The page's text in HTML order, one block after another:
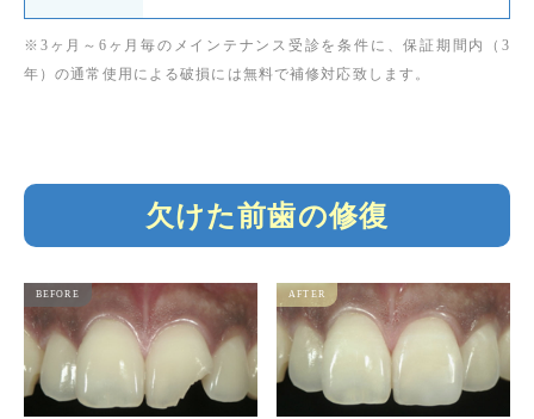
※3ヶ月～6ヶ月毎のメインテナンス受診を条件に、保証期間内（3
年）の通常使用による破損には無料で補修対応致します。
欠けた前歯の修復